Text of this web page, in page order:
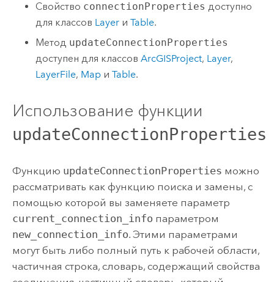
Свойство connectionProperties доступно
для классов Layer иTable.
Метод updateConnectionProperties
доступен для классовArcGISProject, Layer,
LayerFile, Map иTable.
Использование функции
updateConnectionProperties
Функцию updateConnectionProperties можно
рассматривать как функцию поиска и замены, с
помощью которой вы заменяете параметр
current_connection_info параметром
new_connection_info. Этими параметрами
могут быть либо полный путь к рабочей области,
частичная строка, словарь, содержащий свойства